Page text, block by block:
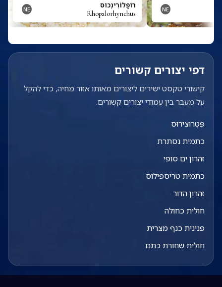
NE רוֹפָּלוֹרִינְכוּס
Rhopalorhynchus
NE
דפי יצורים קשורים
קישורי טקסט ישירים ליצורים מאותו אזור מחיה, כדי להקל
על מעבר בין עמודי יצורים קשורים.
פְּטֶרוֹצִירוּס
כתמית נסתרת
זהרון ים סופי
כתמית טריספילוס
זהרון הדור
חולית כחולה
פנינית כנף מצרית
חולית שחורת כתם